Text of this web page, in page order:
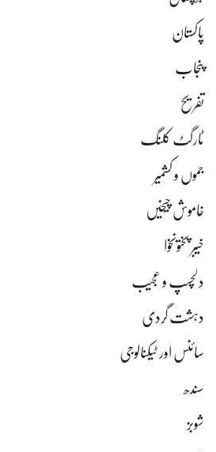
پاکستان
پنجاب
تفریح
ٹارگٹ کلنگ
جموں و کشمیر
خاموش چیخیں
خیبر پختونخوا
دلچسپ و عجیب
دہشت گردی
سائنس اور ٹیکنالوجی
سندھ
شوبز